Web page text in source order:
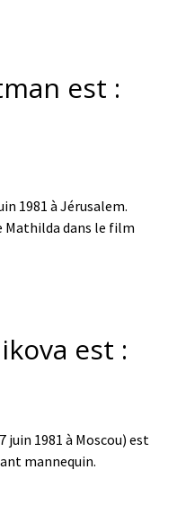
est :
1981 à Jérusalem.
Mathilda dans le film
est :
juin 1981 à Moscou) est
mannequin.